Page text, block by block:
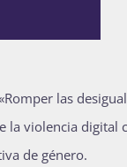
las
la violencia digital
de género.